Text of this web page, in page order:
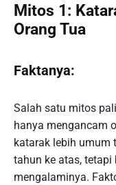
Mitos 1:
Orang Tua
Faktanya:
Salah satu mitos
hanya mengancam
katarak lebih umum
tahun ke atas,
mengalaminya.